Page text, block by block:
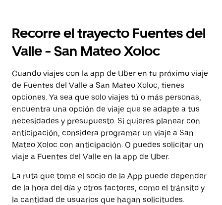
Recorre el trayecto Fuentes del
Valle - San Mateo Xoloc
Cuando viajes con la app de Uber en tu próximo viaje
de Fuentes del Valle a San Mateo Xoloc, tienes
opciones. Ya sea que solo viajes tú o más personas,
encuentra una opción de viaje que se adapte a tus
necesidades y presupuesto. Si quieres planear con
anticipación, considera programar un viaje a San
Mateo Xoloc con anticipación. O puedes solicitar un
viaje a Fuentes del Valle en la app de Uber.
La ruta que tome el socio de la App puede depender
de la hora del día y otros factores, como el tránsito y
la cantidad de usuarios que hagan solicitudes.